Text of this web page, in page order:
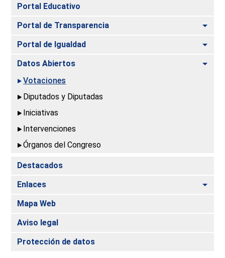
Portal Educativo
Portal de Transparencia
Portal de Igualdad
Datos Abiertos
Votaciones
Diputados y Diputadas
Iniciativas
Intervenciones
Órganos del Congreso
Destacados
Enlaces
Mapa Web
Aviso legal
Protección de datos